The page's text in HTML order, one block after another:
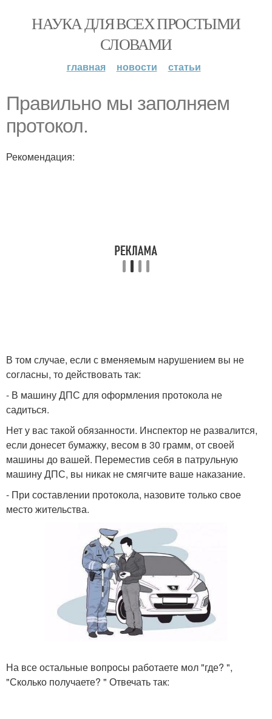
НАУКА ДЛЯ ВСЕХ ПРОСТЫМИ
СЛОВАМИ
главная новости статьи
Правильно мы заполняем
протокол.
Рекомендация:
В том случае, если с вменяемым нарушением вы не
согласны, то действовать так:
- В машину ДПС для оформления протокола не
садиться.
Нет у вас такой обязанности. Инспектор не развалится,
если донесет бумажку, весом в 30 грамм, от своей
машины до вашей. Переместив себя в патрульную
машину ДПС, вы никак не смягчите ваше наказание.
- При составлении протокола, назовите только свое
место жительства.
На все остальные вопросы работаете мол "где? ",
"Сколько получаете? " Отвечать так: